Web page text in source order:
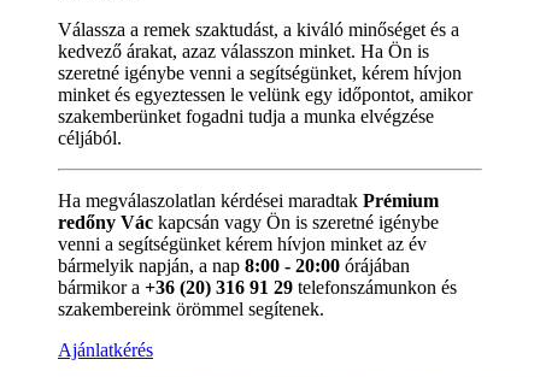
Válassza a remek szaktudást, a kiváló minőséget és a
kedvező árakat, azaz válasszon minket. Ha Ön is
szeretné igénybe venni a segítségünket, kérem hívjon
minket és egyeztessen le velünk egy időpontot, amikor
szakemberünket fogadni tudja a munka elvégzése
céljából.
Ha megválaszolatlan kérdései maradtak Prémium
redőny Vác kapcsán vagy Ön is szeretné igénybe
venni a segítségünket kérem hívjon minket az év
bármelyik napján, a nap 8:00 - 20:00 órájában
bármikor a +36 (20) 316 91 29 telefonszámunkon és
szakembereink örömmel segítenek.
Ajánlatkérés